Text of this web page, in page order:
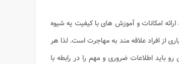
امکانات و آموزش های با کیفیت یه شیوه
از افراد علاقه مند به مهاجرت است. لذا هر
باید اطلاعات ضروری و مهم را در رابطه با